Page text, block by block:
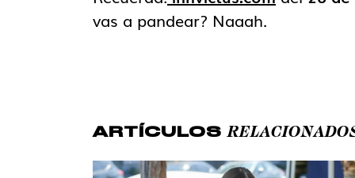
vas a pandear? Naaah.
ARTÍCULOS